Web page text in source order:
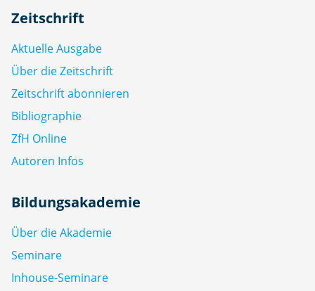
Zeitschrift
Aktuelle Ausgabe
Über die Zeitschrift
Zeitschrift abonnieren
Bibliographie
ZfH Online
Autoren Infos
Bildungsakademie
Über die Akademie
Seminare
Inhouse-Seminare